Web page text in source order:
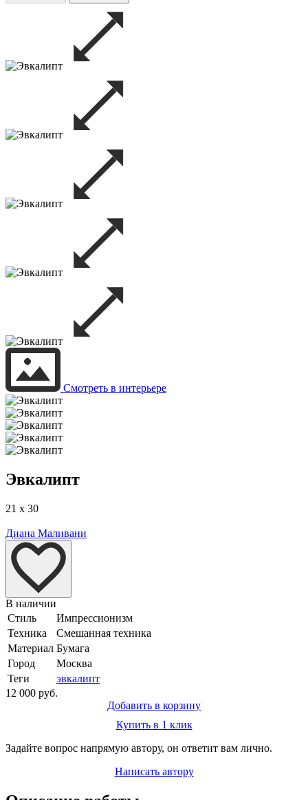
Смотреть в интерьере
Эвкалипт
21 x 30
Диана Маливани
В наличии
Стиль
Импрессионизм
Техника
Смешанная техника
Материал Бумага
Город
Москва
Теги
эвкалипт
12 000 руб.
Добавить в корзину
Купить в 1 клик
Задайте вопрос напрямую автору, он ответит вам лично.
Написать автору